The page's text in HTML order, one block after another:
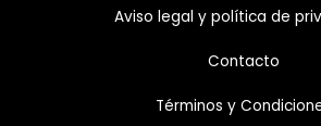
Aviso legal y política de
Contacto
Términos y